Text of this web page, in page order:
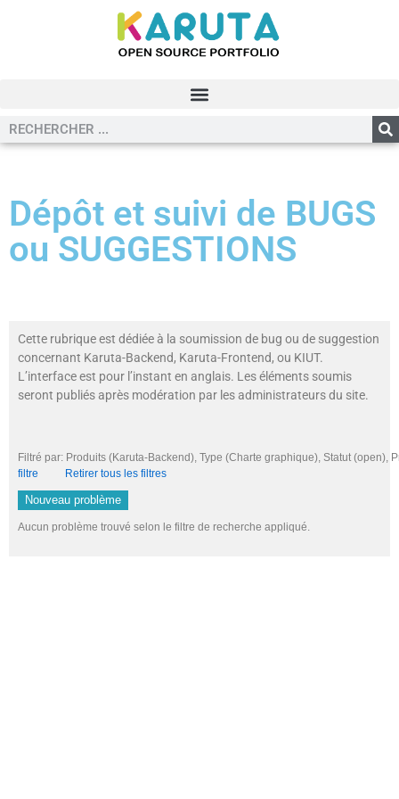
Dépôt et suivi de BUGS
ou SUGGESTIONS
Cette rubrique est dédiée à la soumission de bug ou de suggestion
concernant Karuta-Backend, Karuta-Frontend, ou KIUT.
L’interface est pour l’instant en anglais. Les éléments soumis
seront publiés après modération par les administrateurs du site.
Filtré par: Produits (Karuta-Backend), Type (Charte graphique), Statut
filtre
Retirer tous les filtres
Nouveau problème
Aucun problème trouvé selon le filtre de recherche appliqué.